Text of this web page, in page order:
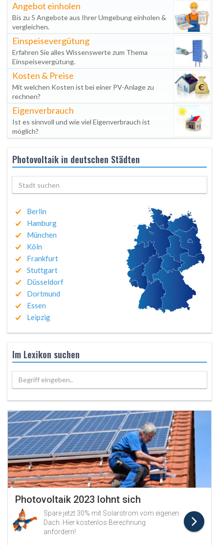
Angebot einholen
Bis zu 5 Angebote aus Ihrer Umgebung einholen &
vergleichen.
Einspeisevergütung
Erfahren Sie alles Wissenswerte zum Thema
Einspeisevergütung.
Kosten & Preise
Mit welchen Kosten ist bei einer PV-Anlage zu
rechnen?
Eigenverbrauch
Ist es sinnvoll und wie viel Eigenverbrauch ist
möglich?
Photovoltaik in deutschen Städten
Berlin
Hamburg
München
Köln
Frankfurt
Stuttgart
Düsseldorf
Dortmund
Essen
Leipzig
Im Lexikon suchen
Begriff eingeben..